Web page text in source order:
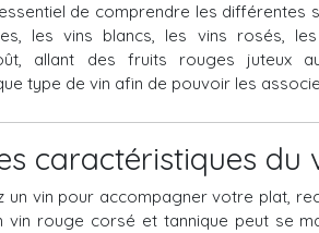
de comprendre les
les vins blancs, les vins rosés,
allant des fruits rouges juteux
type de vin afin de pouvoir les
caractéristiques du
un vin pour accompagner votre plat,
vin rouge corsé et tannique peut se